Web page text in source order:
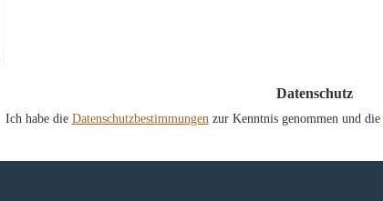
Datenschutz
Ich habe die Datenschutzbestimmungenzur Kenntnis genommen und die